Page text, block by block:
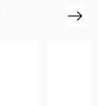
Next